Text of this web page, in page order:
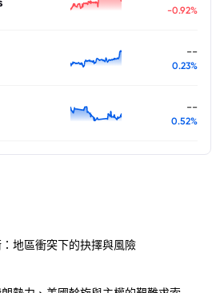
-0.92%
--
0.23%
--
0.52%
地區衝突下的抉擇與風險